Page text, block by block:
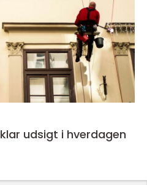
Vinduespudser ikast klar udsigt i hverdagen